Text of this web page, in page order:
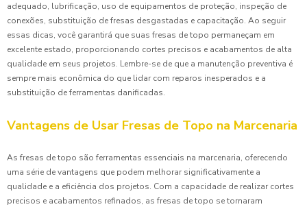
adequado, lubrificação, uso de equipamentos de proteção, inspeção de
conexões, substituição de fresas desgastadas e capacitação. Ao seguir
essas dicas, você garantirá que suas fresas de topo permaneçam em
excelente estado, proporcionando cortes precisos e acabamentos de alta
qualidade em seus projetos. Lembre-se de que a manutenção preventiva é
sempre mais econômica do que lidar com reparos inesperados e a
substituição de ferramentas danificadas.
Vantagens de Usar Fresas de Topo na Marcenaria
As fresas de topo são ferramentas essenciais na marcenaria, oferecendo
uma série de vantagens que podem melhorar significativamente a
qualidade e a eficiência dos projetos. Com a capacidade de realizar cortes
precisos e acabamentos refinados, as fresas de topo se tornaram